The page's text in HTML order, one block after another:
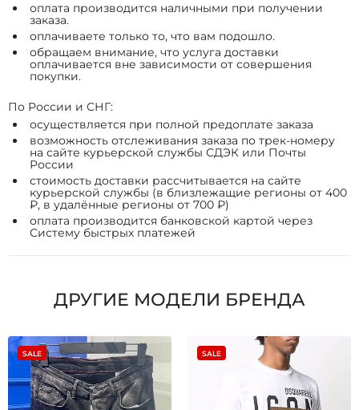
оплата производится наличными при получении
заказа.
оплачиваете только то, что вам подошло.
обращаем внимание, что услуга доставки
оплачивается вне зависимости от совершения
покупки.
По России и СНГ:
осуществляется при полной предоплате заказа
возможность отслеживания заказа по трек-номеру
на сайте курьерской службы СДЭК или Почты
России
стоимость доставки рассчитывается на сайте
курьерской службы (в близлежащие регионы от 400
₽, в удалённые регионы от 700 ₽)
оплата производится банковской картой через
Систему быстрых платежей
ДРУГИЕ МОДЕЛИ БРЕНДА
SALE SALE